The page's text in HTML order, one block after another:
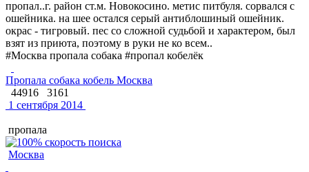
пропал..г. район ст.м. Новокосино. метис питбуля. сорвался с
ошейника. на шее остался серый антиблошиный ошейник.
окрас - тигровый. пес со сложной судьбой и характером, был
взят из приюта, поэтому в руки не ко всем..
#Москва пропала собака #пропал кобелёк
Пропала собака кобель Москва
44916
3161
1 сентября 2014
пропала
Москва